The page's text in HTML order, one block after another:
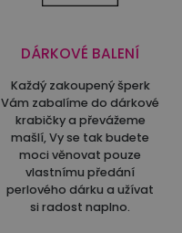
DÁRKOVÉ BALENÍ
Každý zakoupený šperk
Vám zabalíme do dárkové
krabičky a převážeme
mašlí, Vy se tak budete
moci věnovat pouze
vlastnímu předání
perlového dárku a užívat
si radost naplno.